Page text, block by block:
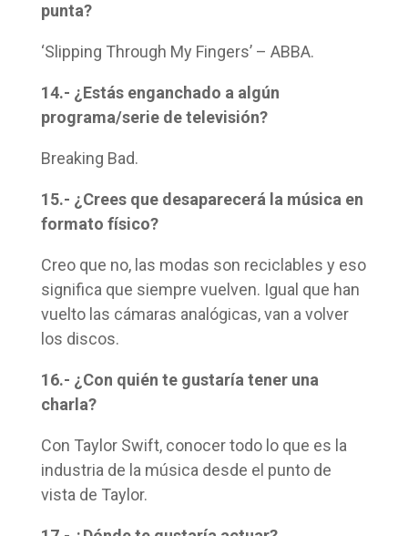
punta?
‘Slipping Through My Fingers’ – ABBA.
14.- ¿Estás enganchado a algún
programa/serie de televisión?
Breaking Bad.
15.- ¿Crees que desaparecerá la música en
formato físico?
Creo que no, las modas son reciclables y eso
significa que siempre vuelven. Igual que han
vuelto las cámaras analógicas, van a volver
los discos.
16.- ¿Con quién te gustaría tener una
charla?
Con Taylor Swift, conocer todo lo que es la
industria de la música desde el punto de
vista de Taylor.